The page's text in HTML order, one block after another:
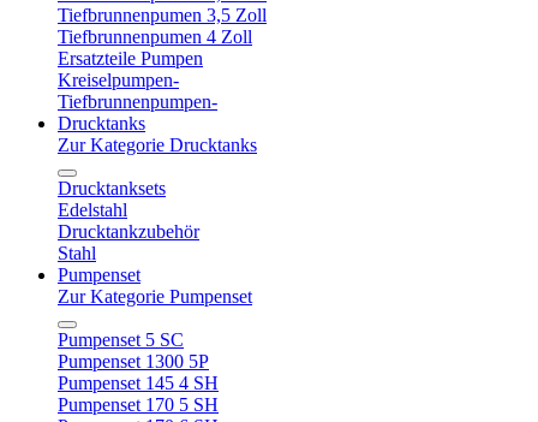
Tiefbrunnenpumen 3,5 Zoll
Tiefbrunnenpumen 4 Zoll
Ersatzteile Pumpen
Kreiselpumpen-
Tiefbrunnenpumpen-
Drucktanks
Zur Kategorie Drucktanks
Drucktanksets
Edelstahl
Drucktankzubehör
Stahl
Pumpenset
Zur Kategorie Pumpenset
Pumpenset 5 SC
Pumpenset 1300 5P
Pumpenset 145 4 SH
Pumpenset 170 5 SH